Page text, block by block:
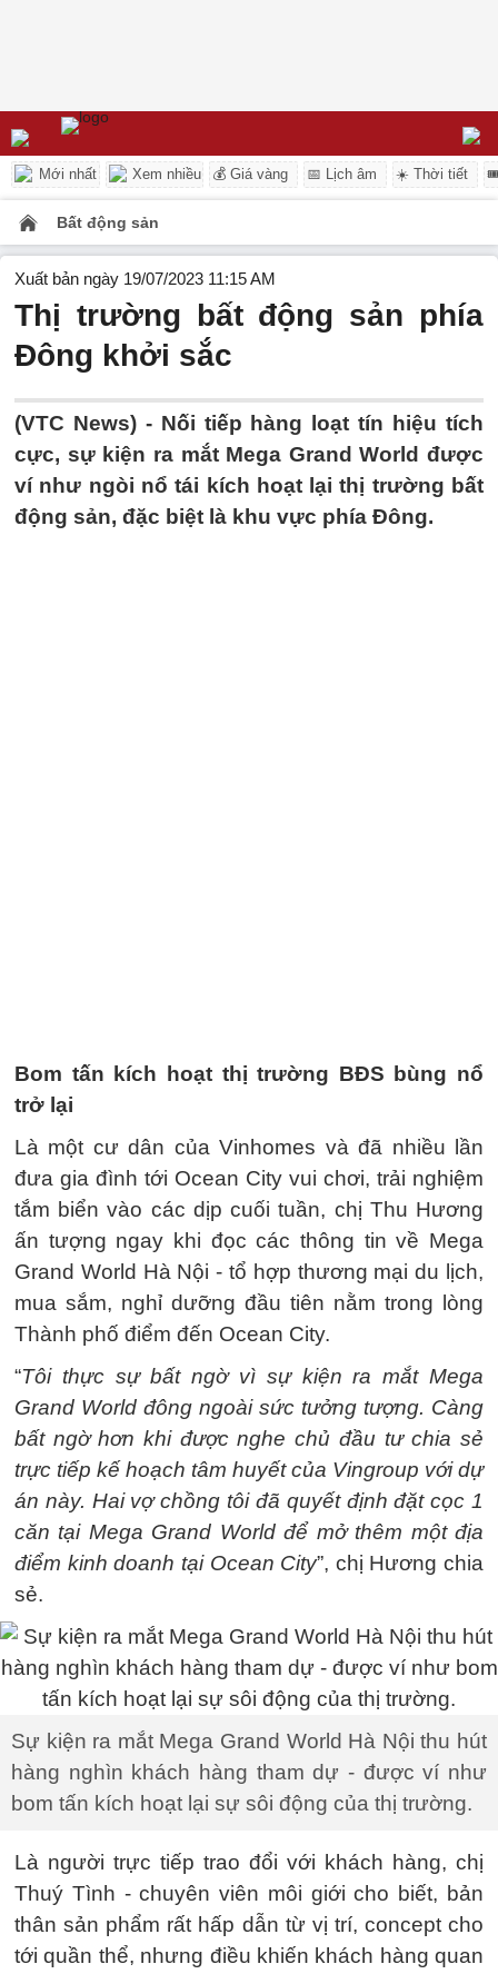
Mới nhất Xem nhiều 💰 Giá vàng 📅 Lịch âm ☀️ Thời tiết
Bất động sản
Xuất bản ngày 19/07/2023 11:15 AM
Thị trường bất động sản phía
Đông khởi sắc
(VTC News) - Nối tiếp hàng loạt tín hiệu tích
cực, sự kiện ra mắt Mega Grand World được
ví như ngòi nổ tái kích hoạt lại thị trường bất
động sản, đặc biệt là khu vực phía Đông.
Bom tấn kích hoạt thị trường BĐS bùng nổ
trở lại
Là một cư dân của Vinhomes và đã nhiều lần
đưa gia đình tới Ocean City vui chơi, trải nghiệm
tắm biển vào các dịp cuối tuần, chị Thu Hương
ấn tượng ngay khi đọc các thông tin về Mega
Grand World Hà Nội - tổ hợp thương mại du lịch,
mua sắm, nghỉ dưỡng đầu tiên nằm trong lòng
Thành phố điểm đến Ocean City.
“Tôi thực sự bất ngờ vì sự kiện ra mắt Mega
Grand World đông ngoài sức tưởng tượng. Càng
bất ngờ hơn khi được nghe chủ đầu tư chia sẻ
trực tiếp kế hoạch tâm huyết của Vingroup với dự
án này. Hai vợ chồng tôi đã quyết định đặt cọc 1
căn tại Mega Grand World để mở thêm một địa
điểm kinh doanh tại Ocean City”, chị Hương chia
sẻ.
Sự kiện ra mắt Mega Grand World Hà Nội thu hút
hàng nghìn khách hàng tham dự - được ví như
bom tấn kích hoạt lại sự sôi động của thị trường.
Là người trực tiếp trao đổi với khách hàng, chị
Thuý Tình - chuyên viên môi giới cho biết, bản
thân sản phẩm rất hấp dẫn từ vị trí, concept cho
tới quần thể, nhưng điều khiến khách hàng quan